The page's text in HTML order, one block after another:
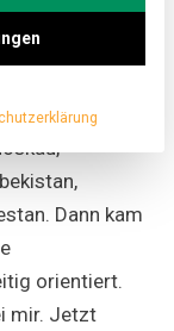
hängt die
und vegane
Dann kam
orientiert.
mir. Jetzt